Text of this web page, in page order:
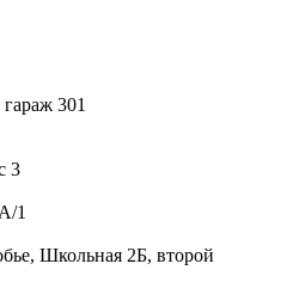
301
3
1
Школьная 2Б, второй